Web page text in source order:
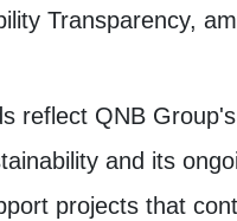
Transparency,
reflect QNB
and its
projects that